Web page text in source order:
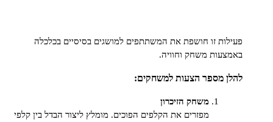
זו חושפת את המשתתפים למושגים בסיסיים בכלכלה
משחק וחוויה.
מספר הצעות למשחקים:
משחק הזיכרון
מפזרים את הקלפים הפוכים. מומלץ ליצור הבדל בין קלפי